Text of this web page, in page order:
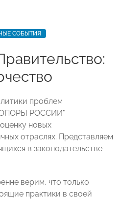
СОБЫТИЯ
проблем
"ОПОРЫ РОССИИ"
новых
отраслях. Представляем
в законодательстве
верим, что только
практики в своей